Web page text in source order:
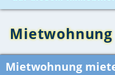
Mietwohnung